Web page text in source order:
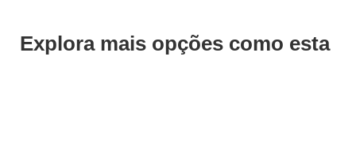
Explora mais opções como esta